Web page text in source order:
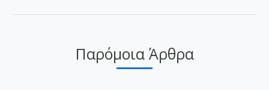
Παρόμοια Άρθρα